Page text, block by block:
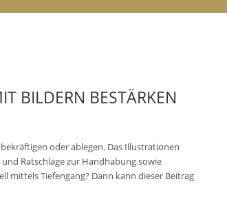
BILDERN BESTÄRKEN
oder ablegen. Das Illustrationen
Ratschläge zur Handhabung sowie
mittels Tiefengang? Dann kann dieser Beitrag